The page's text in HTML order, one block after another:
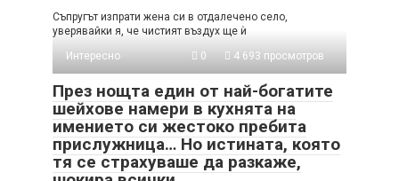
Съпругът изпрати жена си в отдалечено село,
уверявайки я, че чистият въздух ще ѝ
Интересно
0 4 693 просмотров
През нощта един от най-богатите
шейхове намери в кухнята на
имението си жестоко пребита
прислужница… Но истината, която
тя се страхуваше да разкаже,